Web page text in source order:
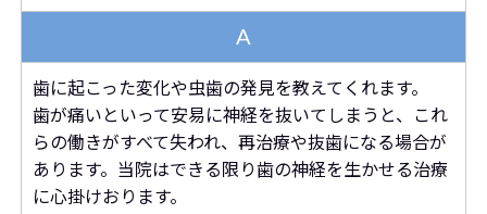
A
歯に起こった変化や虫歯の発見を教えてくれます。
歯が痛いといって安易に神経を抜いてしまうと、これ
らの働きがすべて失われ、再治療や抜歯になる場合が
あります。当院はできる限り歯の神経を生かせる治療
に心掛けおります。